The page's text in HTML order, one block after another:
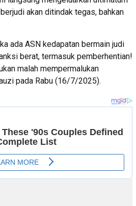
akan ditindak tegas, bahkan
ada ASN kedapatan bermain judi
berat, termasuk pemberhentian!
malah mempermalukan
pada Rabu (16/7/2025).